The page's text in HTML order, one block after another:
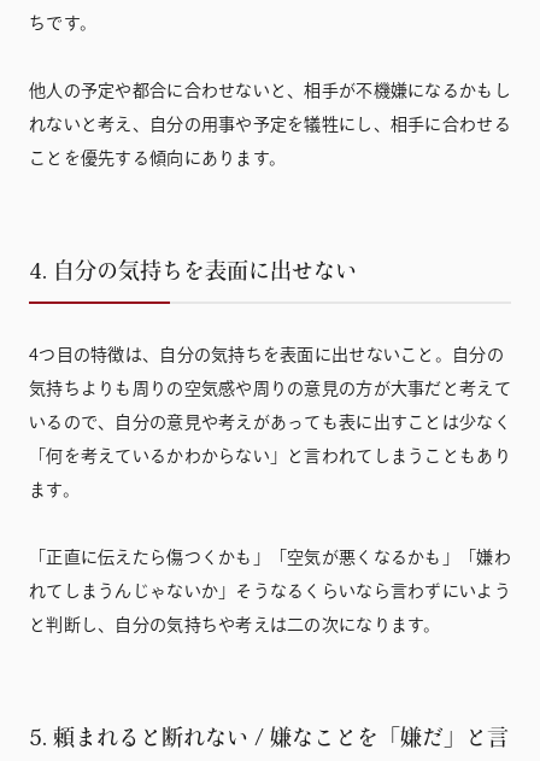
ちです。
他人の予定や都合に合わせないと、相手が不機嫌になるかもし
れないと考え、自分の用事や予定を犠牲にし、相手に合わせる
ことを優先する傾向にあります。
4. 自分の気持ちを表面に出せない
4つ目の特徴は、自分の気持ちを表面に出せないこと。自分の
気持ちよりも周りの空気感や周りの意見の方が大事だと考えて
いるので、自分の意見や考えがあっても表に出すことは少なく
「何を考えているかわからない」と言われてしまうこともあり
ます。
「正直に伝えたら傷つくかも」「空気が悪くなるかも」「嫌わ
れてしまうんじゃないか」そうなるくらいなら言わずにいよう
と判断し、自分の気持ちや考えは二の次になります。
5. 頼まれると断れない / 嫌なことを「嫌だ」と言